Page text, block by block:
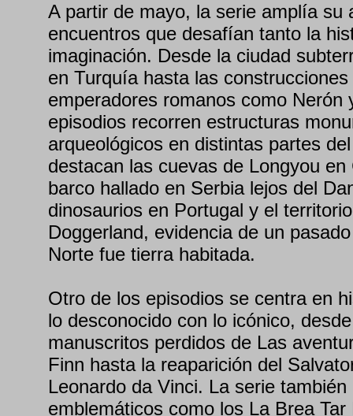
A partir de mayo, la serie amplía su
encuentros que desafían tanto la
imaginación. Desde la ciudad
en Turquía hasta las
emperadores romanos como Nerón
episodios recorren estructuras
arqueológicos en distintas partes
destacan las cuevas de Longyou
barco hallado en Serbia lejos del
dinosaurios en Portugal y el
Doggerland, evidencia de un
Norte fue tierra habitada.
Otro de los episodios se centra en
lo desconocido con lo icónico,
manuscritos perdidos de Las
Finn hasta la reaparición del
Leonardo da Vinci. La serie
emblemáticos como los La Brea